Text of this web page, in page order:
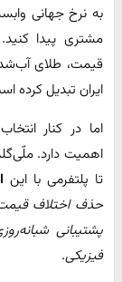
به نرخ جهانی
مشتری پیدا
قیمت، طلای
ایران تبدیل کرده
اما در کنار
اهمیت دارد.
تا پلتفرمی با این
حذف اختلاف قیمت
پشتیبانی
فیزیکی.